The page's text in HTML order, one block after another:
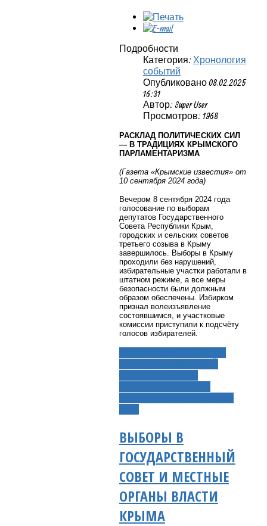
Подробности
Категория: Хронология
событий
Опубликовано 08.02.2025
16:31
Автор: Super User
Просмотров: 1968
РАСКЛАД ПОЛИТИЧЕСКИХ СИЛ
— В ТРАДИЦИЯХ КРЫМСКОГО
ПАРЛАМЕНТАРИЗМА
(Газета «Крымские известия» от
10 сентября 2024 года)
Вечером 8 сентября 2024 года
голосование по выборам
депутатов Государственного
Совета Республики Крым,
городских и сельских советов
третьего созыва в Крыму
завершилось. Выборы в Крыму
проходили без нарушений,
избирательные участки работали в
штатном режиме, а все меры
безопасности были должным
образом обеспечены. Избирком
признал волеизъявление
состоявшимся, и участковые
комиссии приступили к подсчёту
голосов избирателей.
ВЫБОРЫ В
ГОСУДАРСТВЕННЫЙ
СОВЕТ И МЕСТНЫЕ
ОРГАНЫ ВЛАСТИ
КРЫМА